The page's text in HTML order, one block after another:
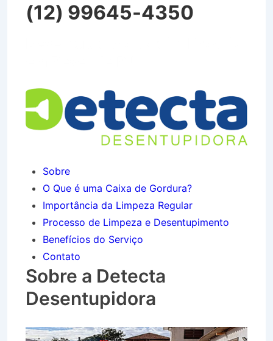
(12) 99645-4350
Sobre
O Que é uma Caixa de Gordura?
Importância da Limpeza Regular
Processo de Limpeza e Desentupimento
Benefícios do Serviço
Contato
Sobre a Detecta
Desentupidora